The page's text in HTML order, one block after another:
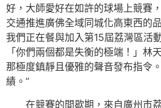
好，大師愛好在如許的球場上競賽
交通推進廣佛全域同城化高東西的
我們正在餐與加入第15屆荔灣區活
「你們兩個都是失衡的極端！」林
那極度鎮靜且優雅的聲音發布指令
績。”
在競賽的間歇期，來自廣州市